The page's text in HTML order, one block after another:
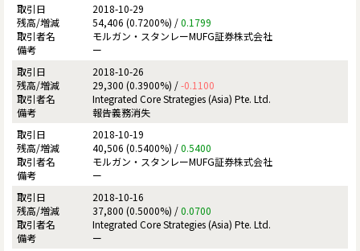
2018-10-29
54,406 (0.7200%) /0.1799
モルガン・スタンレーMUFG証券株式会社
ー
2018-10-26
29,300 (0.3900%) /-0.1100
Integrated Core Strategies (Asia) Pte. Ltd.
報告義務消失
2018-10-19
40,506 (0.5400%) /0.5400
モルガン・スタンレーMUFG証券株式会社
ー
2018-10-16
37,800 (0.5000%) /0.0700
Integrated Core Strategies (Asia) Pte. Ltd.
ー